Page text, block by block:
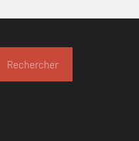
Rechercher